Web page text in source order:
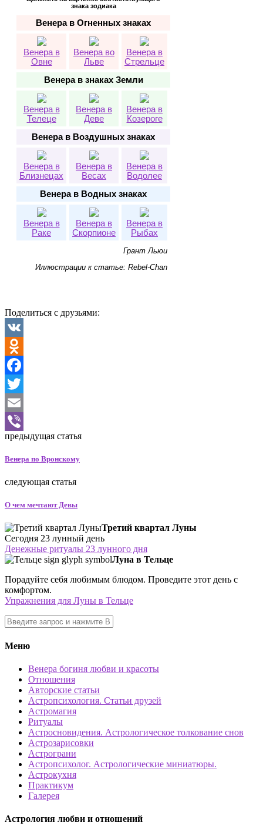
знака зодиака
Венера в Огненных знаках
Венера в
Овне
Венера во
Льве
Венера в
Стрельце
Венера в знаках Земли
Венера в
Телеце
Венера в
Деве
Венера в
Козероге
Венера в Воздушных знаках
Венера в
Близнецах
Венера в
Весах
Венера в
Водолее
Венера в Водных знаках
Венера в
Раке
Венера в
Скорпионе
Венера в
Рыбах
Грант Льюи
Иллюстрации к статье: Rebel-Chan
Поделиться с друзьями:
VK
Odnoklassniki
Facebook
Twitter
Email
Viber
предыдущая статья
Венера по Вронскому
следующая статья
О чем мечтают Девы
Третий квартал Луны
Сегодня 23 лунный день
Денежные ритуалы 23 лунного дня
Луна в Тельце
Порадуйте себя любимым блюдом. Проведите этот день с
комфортом.
Упражнения для Луны в Тельце
Меню
Венера богиня любви и красоты
Отношения
Авторские статьи
Астропсихология. Статьи друзей
Астромагия
Ритуалы
Астросновидения. Астрологическое толкование снов
Астрозарисовки
Астрограни
Астропсихолог. Астрологические миниатюры.
Астрокухня
Практикум
Галерея
Астрология любви и отношений